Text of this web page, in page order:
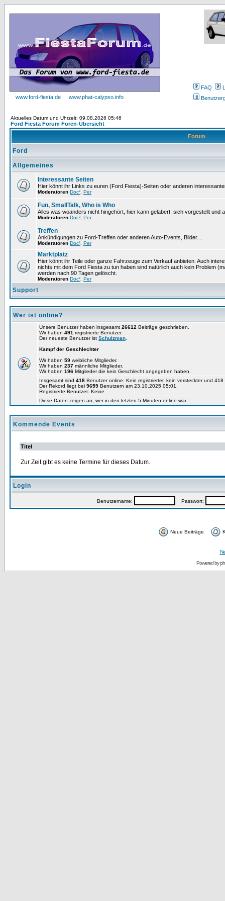
www.ford-fiesta.de www.phat-calypso.info
FAQ
Aktuelles Datum und Uhrzeit: 09.08.2026 05:46
Ford Fiesta Forum Foren-Übersicht
Forum
Ford
Allgemeines
Interessante Seiten
Hier könnt ihr Links zu euren (Ford Fiesta)-Seiten oder anderen
Moderatoren Doc² Per
Fun, SmallTalk, Who is Who
Alles was woanders nicht hingehört, hier kann gelabert, sich vorgestellt und
Moderatoren Doc² Per
Treffen
Ankündigungen zu Ford-Treffen oder anderen Auto-Events, Bilder....
Moderatoren Doc² Per
Marktplatz
Hier könnt ihr Teile oder ganze Fahrzeuge zum Verkauf anbieten. Auch
nichts mit dem Ford Fiesta zu tun haben sind natürlich auch kein Problem
werden nach 90 Tagen gelöscht.
Moderatoren Doc² Per
Support
Wer ist online?
Unsere Benutzer haben insgesamt 26612 Beiträge geschrieben.
Wir haben 491 registrierte Benutzer.
Der neueste Benutzer ist Schulzman
Kampf der Geschlechter
Wir haben 59 weibliche Mitglieder.
Wir haben 237 männliche Mitglieder.
Wir haben 196 Mitglieder die kein Geschlecht angegeben haben.
Insgesamt sind 418 Benutzer online: Kein registrierter, kein versteckter und
Der Rekord liegt bei 9659 Benutzern am 23.10.2025 05:01.
Registrierte Benutzer: Keine
Diese Daten zeigen an, wer in den letzten 5 Minuten online war.
Kommende Events
Titel
Zur Zeit gibt es keine Termine für dieses Datum.
Login
Benutzername: Passwort:
Neue Beiträge
Powered by